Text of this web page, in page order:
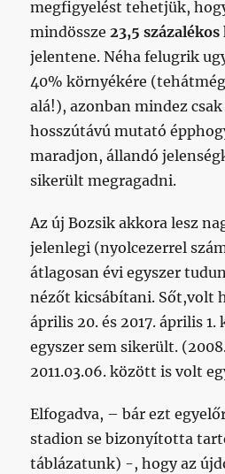
megfigyelést tehetjük,
mindössze23,5
jelentene. Néha felugrik
40% környékére
alá!), azonban mindez
hosszútávú mutató
maradjon, állandó
sikerült megragadni.
Az új Bozsik akkora lesz
jelenlegi (nyolcezerrel
átlagosan évi egyszer
nézőt kicsábítani. Sőt,volt
április 20. és 2017. április
egyszer sem sikerült.
2011.03.06. között is volt
Elfogadva, – bár ezt
stadion se bizonyította
táblázatunk) -, hogy az